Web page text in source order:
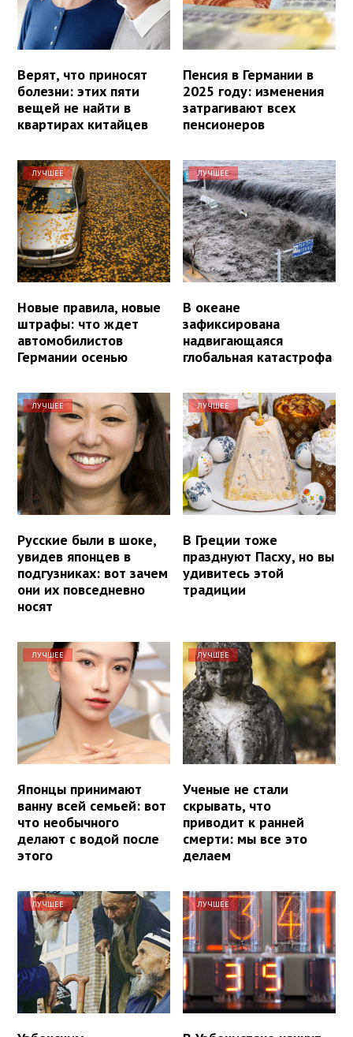
Верят, что приносят
болезни: этих пяти
вещей не найти в
квартирах китайцев
Пенсия в Германии в
2025 году: изменения
затрагивают всех
пенсионеров
ЛУЧШЕЕ
Новые правила, новые
штрафы: что ждет
автомобилистов
Германии осенью
ЛУЧШЕЕ
В океане
зафиксирована
надвигающаяся
глобальная катастрофа
ЛУЧШЕЕ
Русские были в шоке,
увидев японцев в
подгузниках: вот зачем
они их повседневно
носят
ЛУЧШЕЕ
В Греции тоже
празднуют Пасху, но вы
удивитесь этой
традиции
ЛУЧШЕЕ
Японцы принимают
ванну всей семьей: вот
что необычного
делают с водой после
этого
ЛУЧШЕЕ
Ученые не стали
скрывать, что
приводит к ранней
смерти: мы все это
делаем
ЛУЧШЕЕ ЛУЧШЕЕ